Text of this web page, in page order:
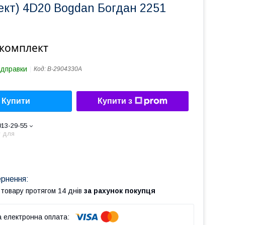
4D20 Bogdan Богдан 2251
Код: B-2904330A
Купити Купити з
29-55
для
протягом 14 днів за рахунок покупця